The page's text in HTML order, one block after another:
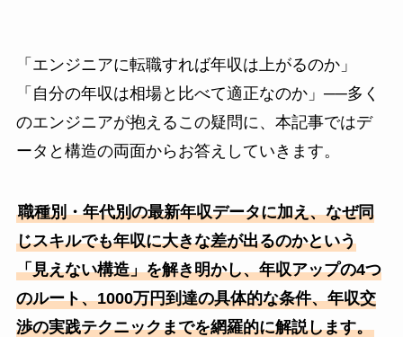
「エンジニアに転職すれば年収は上がるのか」
「自分の年収は相場と比べて適正なのか」──多く
のエンジニアが抱えるこの疑問に、本記事ではデ
ータと構造の両面からお答えしていきます。
職種別・年代別の最新年収データに加え、なぜ同
じスキルでも年収に大きな差が出るのかという
「見えない構造」を解き明かし、年収アップの4つ
のルート、1000万円到達の具体的な条件、年収交
渉の実践テクニックまでを網羅的に解説します。